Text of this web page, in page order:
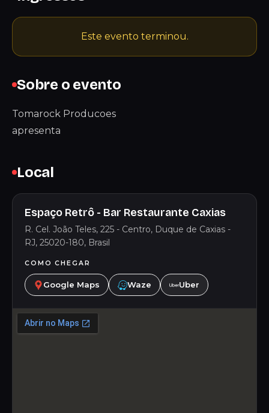
Sobre o evento
Tomarock Producoes
apresenta
Local
Espaço Retrô - Bar Restaurante Caxias
R. Cel. João Teles, 225 - Centro, Duque de Caxias -
RJ, 25020-180, Brasil
COMO CHEGAR
Google Maps Waze Uber
Este evento terminou.